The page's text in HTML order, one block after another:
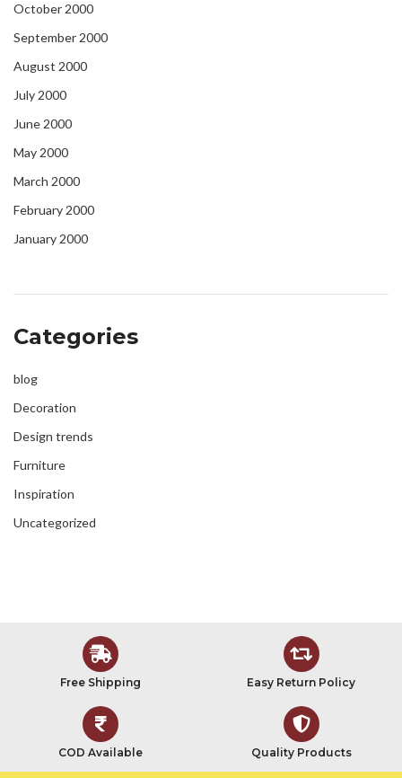
October 2000
September 2000
August 2000
July 2000
June 2000
May 2000
March 2000
February 2000
January 2000
Categories
blog
Decoration
Design trends
Furniture
Inspiration
Uncategorized
Free Shipping Easy Return Policy
COD Available Quality Products